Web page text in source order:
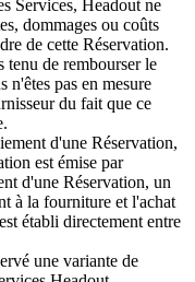
Services, Headout ne
dommages ou coûts
de cette Réservation.
tenu de rembourser le
n'êtes pas en mesure
du fait que ce
d'une Réservation,
est émise par
d'une Réservation, un
à la fourniture et l'achat
établi directement entre
une variante de